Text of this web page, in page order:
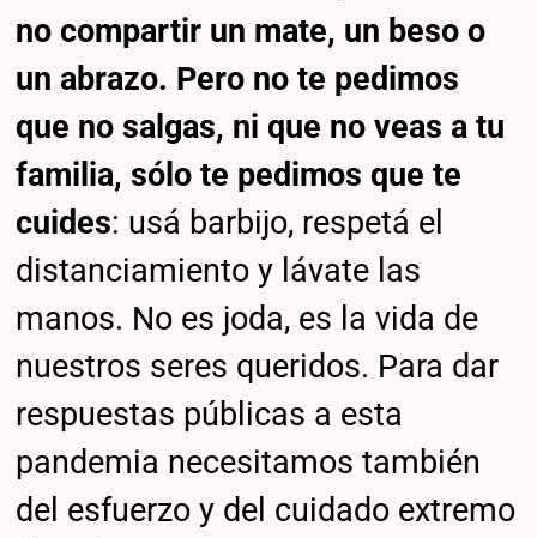
no compartir un mate, un beso o
un abrazo. Pero no te pedimos
que no salgas, ni que no veas a tu
familia, sólo te pedimos que te
cuides: usá barbijo, respetá el
distanciamiento y lávate las
manos. No es joda, es la vida de
nuestros seres queridos. Para dar
respuestas públicas a esta
pandemia necesitamos también
del esfuerzo y del cuidado extremo